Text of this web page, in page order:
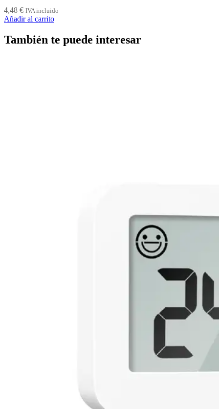
4,48 € IVA incluido
Añadir al carrito
También te puede interesar